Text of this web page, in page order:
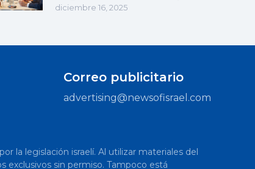
diciembre 16, 2025
Correo publicitario
advertising@newsofisrael.com
la legislación israelí. Al utilizar materiales del
exclusivos sin permiso. Tampoco está